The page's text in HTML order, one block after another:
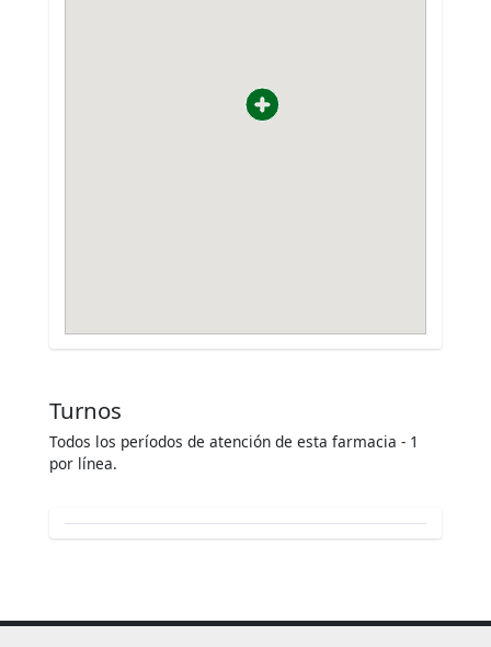
Turnos
Todos los períodos de atención de esta farmacia - 1
por línea.